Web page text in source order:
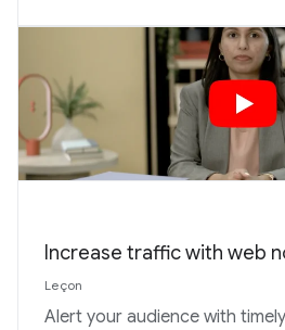
Increase traffic with web
Leçon
Alert your audience with